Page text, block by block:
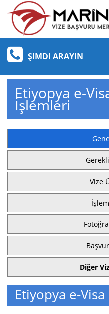
ŞIMDI ARAYIN
Etiyopya e-
İşlemleri
Vize
Diğer
Etiyopya e-Visa